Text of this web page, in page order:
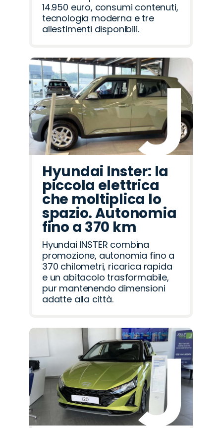
14.950 euro, consumi contenuti,
tecnologia moderna e tre
allestimenti disponibili.
Hyundai Inster: la
piccola elettrica
che moltiplica lo
spazio. Autonomia
fino a 370 km
Hyundai INSTER combina
promozione, autonomia fino a
370 chilometri, ricarica rapida
e un abitacolo trasformabile,
pur mantenendo dimensioni
adatte alla città.